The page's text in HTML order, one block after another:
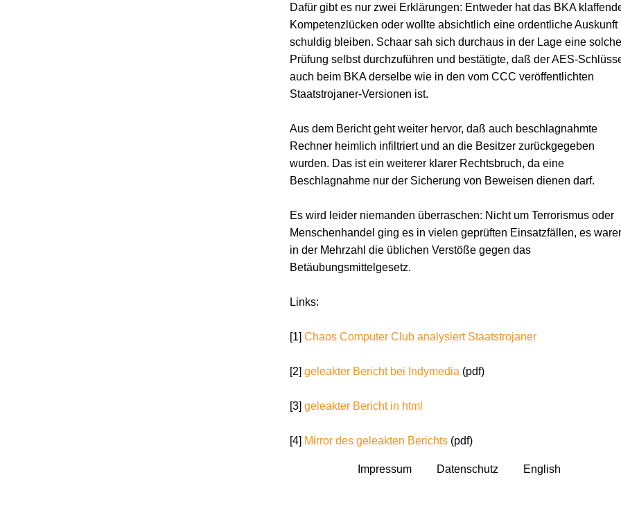
Dafür gibt es nur zwei Erklärungen: Entweder hat das BKA
Kompetenzlücken oder wollte absichtlich eine ordentliche Auskunft
schuldig bleiben. Schaar sah sich durchaus in der Lage eine solche
Prüfung selbst durchzuführen und bestätigte, daß der AES-
auch beim BKA derselbe wie in den vom CCC veröffentlichten
Staatstrojaner-Versionen ist.
Aus dem Bericht geht weiter hervor, daß auch beschlagnahmte
Rechner heimlich infiltriert und an die Besitzer zurückgegeben
wurden. Das ist ein weiterer klarer Rechtsbruch, da eine
Beschlagnahme nur der Sicherung von Beweisen dienen darf.
Es wird leider niemanden überraschen: Nicht um Terrorismus oder
Menschenhandel ging es in vielen geprüften Einsatzfällen, es
in der Mehrzahl die üblichen Verstöße gegen das
Betäubungsmittelgesetz.
Links:
[1] Chaos Computer Club analysiert Staatstrojaner
[2] geleakter Bericht bei Indymedia (pdf)
[3] geleakter Bericht in html
[4] Mirror des geleakten Berichts(pdf)
Impressum Datenschutz English